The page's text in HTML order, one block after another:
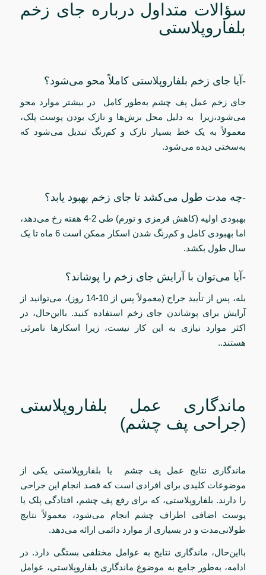
سؤالات متداول درباره جای زخم
بلفاروپلاستی
-آیا جای زخم بلفاروپلاستی کاملاً محو می‌شود؟
جای زخم عمل پف چشم به‌طور کامل در بیشتر موارد محو
می‌شود،زیرا به دلیل محل برش‌ها و نازک بودن پوست پلک،
معمولاً به یک خط بسیار نازک و کم‌رنگ تبدیل می‌شود که
به‌سختی دیده می‌شود.
-چه مدت طول می‌کشد تا جای زخم بهبود یابد؟
بهبودی اولیه (کاهش قرمزی و تورم) طی 2-4 هفته رخ می‌دهد،
اما بهبودی کامل و کم‌رنگ شدن اسکار ممکن است 6 ماه تا یک
سال طول بکشد.
-آیا می‌توان با آرایش جای زخم را پوشاند؟
بله، پس از تأیید جراح (معمولاً پس از 10-14 روز)، می‌توانید از
آرایش برای پوشاندن جای زخم استفاده کنید. بااین‌حال، در
اکثر موارد نیازی به این کار نیست، زیرا اسکارها نامرئی
هستند..
ماندگاری عمل بلفاروپلاستی
(جراحی پف چشم)
ماندگاری نتایج عمل پف چشم یا بلفاروپلاستی یکی از
موضوعات کلیدی برای افرادی است که قصد انجام این جراحی
را دارند. بلفاروپلاستی، که برای رفع پف چشم، افتادگی پلک یا
پوست اضافی اطراف چشم انجام می‌شود، معمولاً نتایج
طولانی‌مدت و در بسیاری از موارد دائمی ارائه می‌دهد.
بااین‌حال، ماندگاری نتایج به عوامل مختلفی بستگی دارد. در
ادامه، به‌طور جامع به موضوع ماندگاری بلفاروپلاستی، عوامل